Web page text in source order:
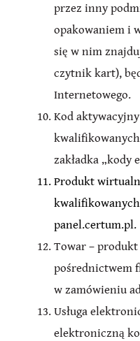
przez inny
opakowaniem i
się w nim
czytnik kart),
Internetowego.
Kod
zakładka „kody
Produkt
panel.certum.pl.
Towar –
pośrednictwem
w zamówieniu
Usługa
elektroniczną